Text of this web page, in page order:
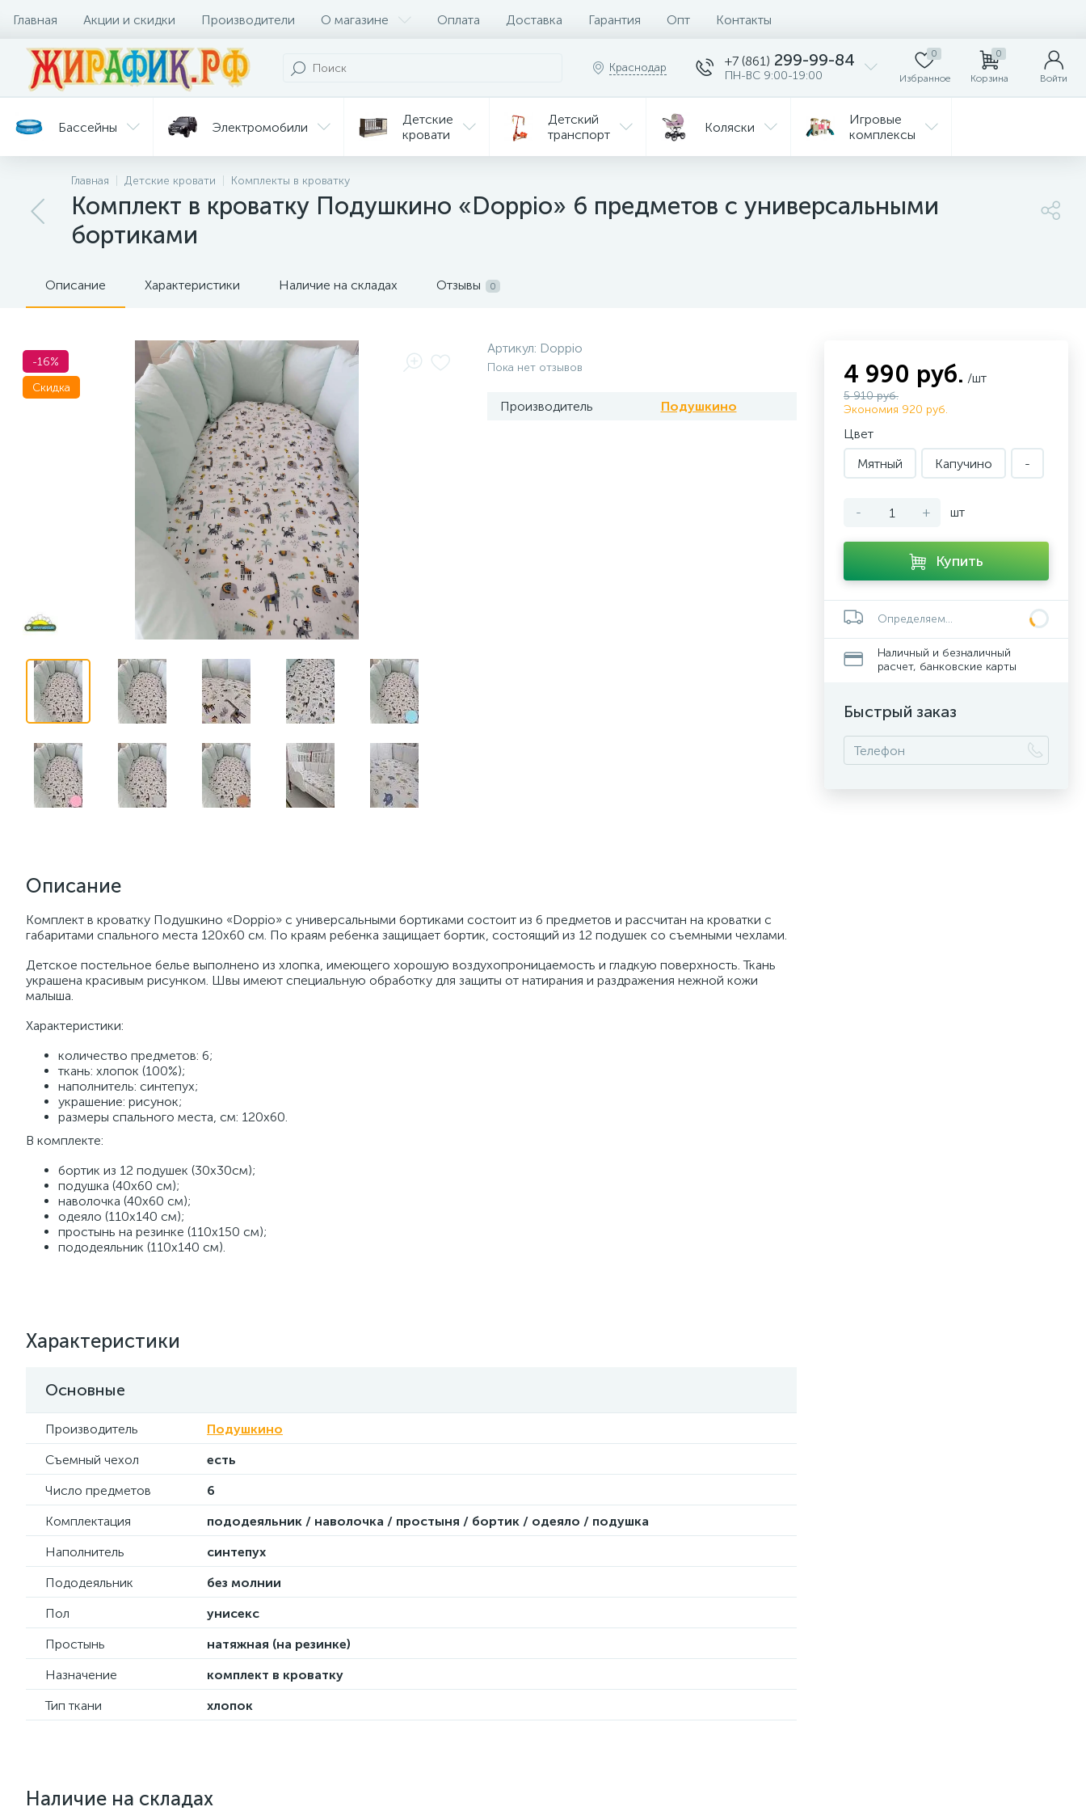
Главная Акции и скидки Производители О магазине Оплата Доставка Гарантия Опт Контакты
Краснодар +7 (861) 299-99-84
ПН-ВС 9:00-19:00
0
Избранное
0
Корзина Войти
Бассейны Электромобили
Детские
кровати
Детский
транспорт
Коляски
Игровые
комплексы
Батуты Велосипеды
Гигиена
Главная Детские кровати Комплекты в кроватку
Комплект в кроватку Подушкино «Doppio» 6 предметов с универсальными
бортиками
Описание Характеристики Наличие на складах Отзывы 0
-16%
Скидка
Артикул: Doppio
Пока нет отзывов
Производитель Подушкино
Описание
Комплект в кроватку Подушкино «Doppio» с универсальными бортиками состоит из 6 предметов и рассчитан на кроватки с
габаритами спального места 120х60 см. По краям ребенка защищает бортик, состоящий из 12 подушек со съемными чехлами.
Детское постельное белье выполнено из хлопка, имеющего хорошую воздухопроницаемость и гладкую поверхность. Ткань
украшена красивым рисунком. Швы имеют специальную обработку для защиты от натирания и раздражения нежной кожи
малыша.
Характеристики:
количество предметов: 6;
ткань: хлопок (100%);
наполнитель: синтепух;
украшение: рисунок;
размеры спального места, см: 120х60.
В комплекте:
бортик из 12 подушек (30х30см);
подушка (40х60 см);
наволочка (40х60 см);
одеяло (110х140 см);
простынь на резинке (110х150 см);
пододеяльник (110х140 см).
Характеристики
Основные
Производитель
Подушкино
Съемный чехол
есть
Число предметов
6
Комплектация
пододеяльник / наволочка / простыня / бортик / одеяло / подушка
Наполнитель
синтепух
Пододеяльник
без молнии
Пол
унисекс
Простынь
натяжная (на резинке)
Назначение
комплект в кроватку
Тип ткани
хлопок
Наличие на складах
4 990 руб. /шт
5 910 руб.
Экономия 920 руб.
Цвет
Мятный
Капучино -
- + шт
Купить
Определяем...
Наличный и безналичный
расчет, банковские карты
Быстрый заказ